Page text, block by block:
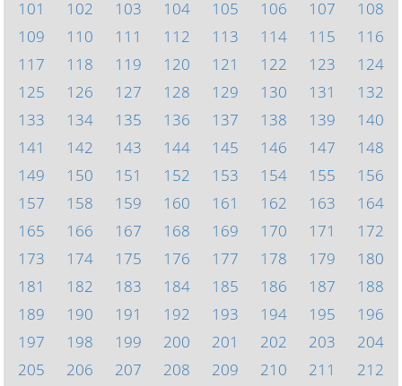
101
102 103 104 105 106 107
108
109
110 111 112 113 114 115
116
117
118 119 120 121 122 123
124
125
126 127 128 129 130 131
132
133
134 135 136 137 138 139
140
141
142 143 144 145 146 147
148
149
150 151 152 153 154 155
156
157
158 159 160 161 162 163
164
165
166 167 168 169 170 171
172
173
174 175 176 177 178 179
180
181
182 183 184 185 186 187
188
189
190 191 192 193 194 195
196
197
198 199 200 201 202 203
204
205
206 207 208 209 210 211
212